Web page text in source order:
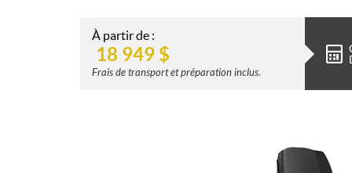
À partir de :
18 949 $
Frais de transport et préparation inclus.